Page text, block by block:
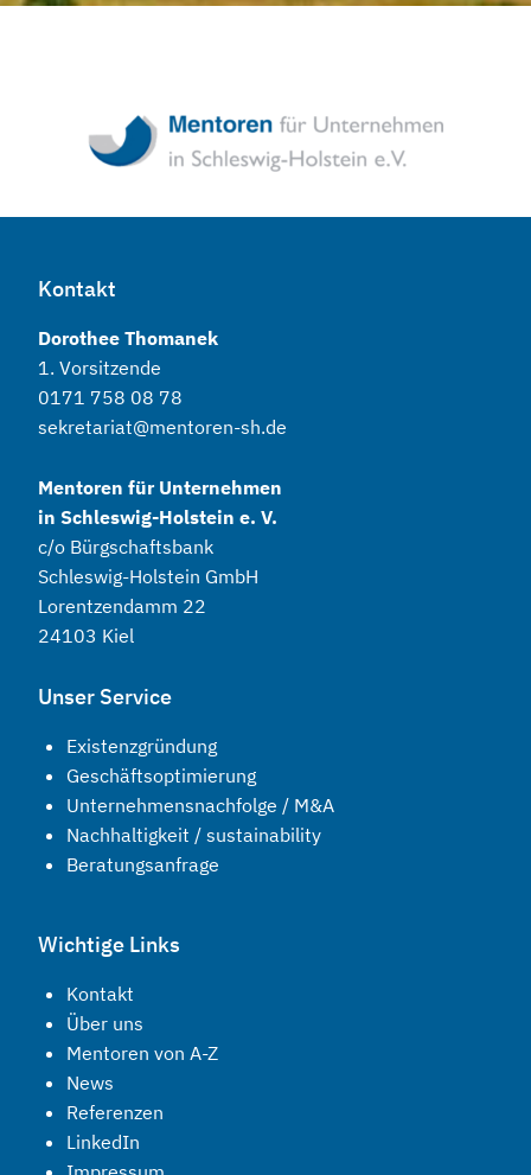
Kontakt
Dorothee Thomanek
1. Vorsitzende
0171 758 08 78
sekretariat@mentoren-sh.de
Mentoren für Unternehmen
in Schleswig-Holstein e. V.
c/o Bürgschaftsbank
Schleswig-Holstein GmbH
Lorentzendamm 22
24103 Kiel
Unser Service
Existenzgründung
Geschäftsoptimierung
Unternehmensnachfolge / M&A
Nachhaltigkeit / sustainability
Beratungsanfrage
Wichtige Links
Kontakt
Über uns
Mentoren von A-Z
News
Referenzen
LinkedIn